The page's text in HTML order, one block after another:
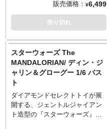
～ご注意事項～以下ご了承の上
ご予約をお願いいたします～
■発売時期につきましては予定と
倒しとなる場合もございます。
■ご予約いただいた時点で、商品
代金のうち「\20,000」を内金と
してお支払いをお願いします
（内金確認をもってご予約受付
とさせていただきます）。
■残りの商品代金につきましては
入荷後に支払いいただきます。
（3.75インチ）よりも大型の6イ
ンチでフィギュア化され、可動
やペイントにこだわった魅力的
ゲーム『スターウォーズ ザ・マ
ンダロリアン』に登場するモラ
ック版ディン・ジャリンを、全
高約15センチのアクションフィ
ギュアとして立体化。アクセサ
リーとしてブラスターピスト
ル、着脱可能なトランスポート
販売価格： ¥6,499
売り切れ
スターウォーズ The
MANDALORIAN/ ディン・ジ
ャリン＆グローグー 1/6 バス
ト
ダイアモンドセレクトトイが展
開する、ジェントルジャイアン
ト造型の『スターウォーズ』バ